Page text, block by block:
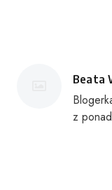
Posted
by
Beata
z